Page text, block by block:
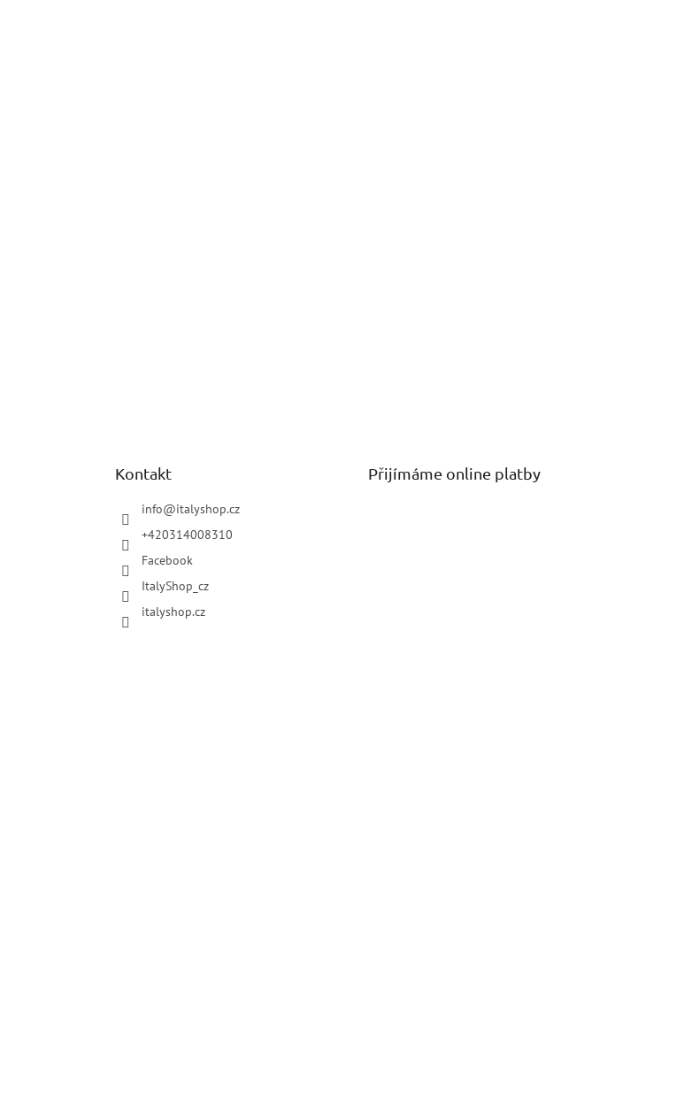
Kontakt
info@italyshop.cz
+420314008310
Facebook
ItalyShop_cz
italyshop.cz
Přijímáme online platby